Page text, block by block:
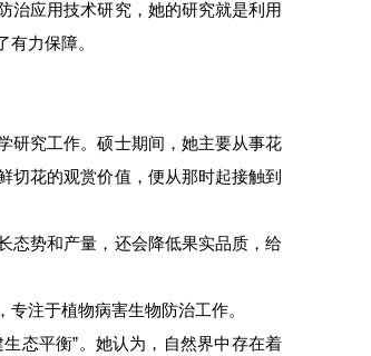
治应用技术研究，她的研究就是利用
力保障。
研究工作。硕士期间，她主要从事花
切花的观赏价值，便从那时起接触到
态势和产量，还会降低果实品质，给
注于植物病害生物防治工作。
态平衡”。她认为，自然界中存在着